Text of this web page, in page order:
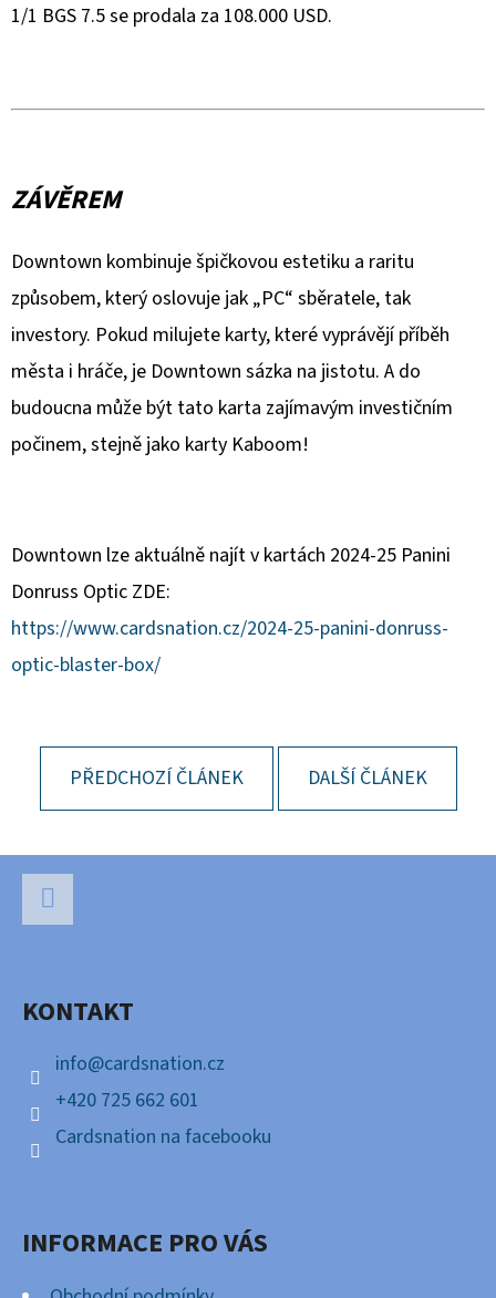
1/1 BGS 7.5 se prodala za 108.000 USD.
ZÁVĚREM
Downtown kombinuje špičkovou estetiku a raritu
způsobem, který oslovuje jak „PC“ sběratele, tak
investory. Pokud milujete karty, které vyprávějí příběh
města i hráče, je Downtown sázka na jistotu. A do
budoucna může být tato karta zajímavým investičním
počinem, stejně jako karty Kaboom!
Downtown lze aktuálně najít v kartách 2024-25 Panini
Donruss Optic ZDE:
https://www.cardsnation.cz/2024-25-panini-donruss-
optic-blaster-box/
PŘEDCHOZÍ ČLÁNEK DALŠÍ ČLÁNEK
KONTAKT
info@cardsnation.cz
+420 725 662 601
Cardsnation na facebooku
INFORMACE PRO VÁS